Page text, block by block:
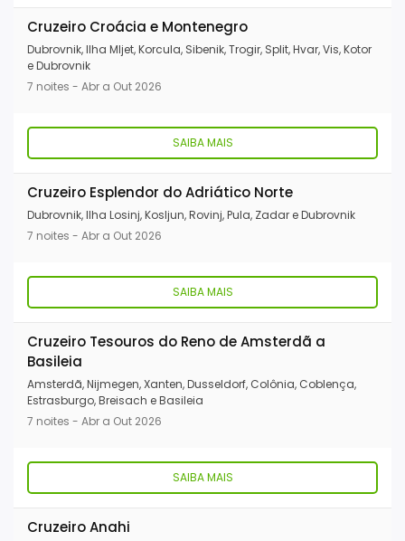
Cruzeiro Croácia e Montenegro
Dubrovnik, Ilha Mljet, Korcula, Sibenik, Trogir, Split, Hvar, Vis, Kotor
e Dubrovnik
7 noites - Abr a Out 2026
SAIBA MAIS
Cruzeiro Esplendor do Adriático Norte
Dubrovnik, Ilha Losinj, Kosljun, Rovinj, Pula, Zadar e Dubrovnik
7 noites - Abr a Out 2026
SAIBA MAIS
Cruzeiro Tesouros do Reno de Amsterdã a
Basileia
Amsterdã, Nijmegen, Xanten, Dusseldorf, Colônia, Coblença,
Estrasburgo, Breisach e Basileia
7 noites - Abr a Out 2026
SAIBA MAIS
Cruzeiro Anahi